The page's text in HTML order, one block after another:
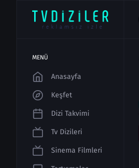
MENÜ
Anasayfa
Keşfet
Dizi Takvimi
Tv Dizileri
Sinema Filmleri